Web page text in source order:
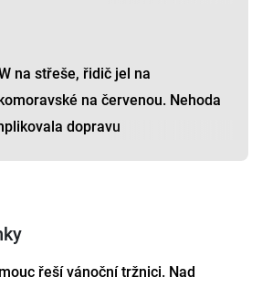
na střeše, řidič jel na
na červenou. Nehoda
dopravu
řeší vánoční tržnici. Nad